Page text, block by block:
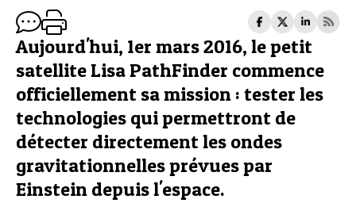
Aujourd'hui, 1er mars 2016, le petit
satellite Lisa PathFinder commence
officiellement sa mission : tester les
technologies qui permettront de
détecter directement les ondes
gravitationnelles prévues par
Einstein depuis l'espace.